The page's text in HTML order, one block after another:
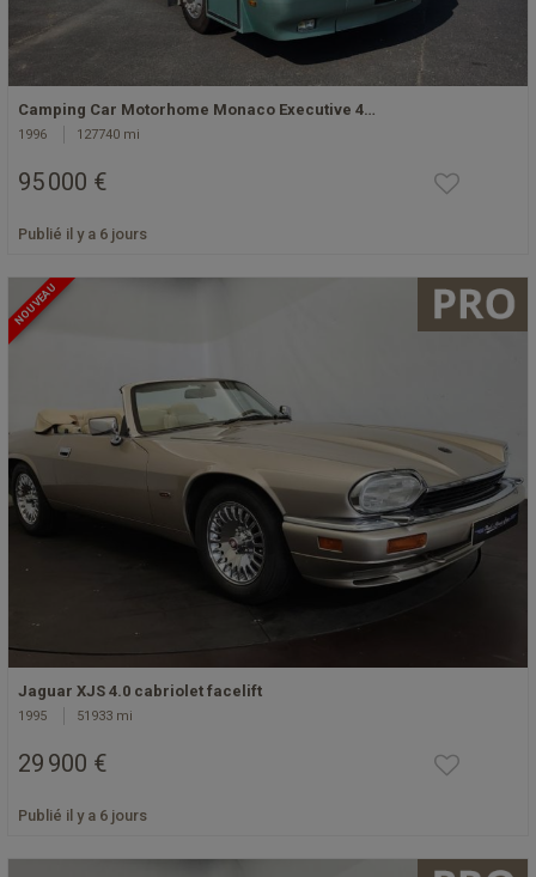
Camping Car Motorhome Monaco Executive 4…
1996 127740 mi
95 000 €
Publié il y a 6 jours
NOUVEAU
Jaguar XJS 4.0 cabriolet facelift
1995 51933 mi
29 900 €
Publié il y a 6 jours